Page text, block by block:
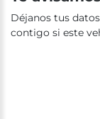
Déjanos tus
contigo si este